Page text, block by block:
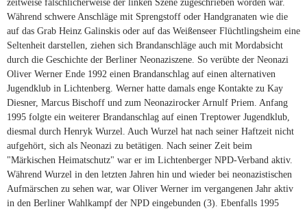
zeitweise fälschlicherweise der linken Szene zugeschrieben worden war.
Während schwere Anschläge mit Sprengstoff oder Handgranaten wie die
auf das Grab Heinz Galinskis oder auf das Weißenseer Flüchtlingsheim eine
Seltenheit darstellen, ziehen sich Brandanschläge auch mit Mordabsicht
durch die Geschichte der Berliner Neonaziszene. So verübte der Neonazi
Oliver Werner Ende 1992 einen Brandanschlag auf einen alternativen
Jugendklub in Lichtenberg. Werner hatte damals enge Kontakte zu Kay
Diesner, Marcus Bischoff und zum Neonazirocker Arnulf Priem. Anfang
1995 folgte ein weiterer Brandanschlag auf einen Treptower Jugendklub,
diesmal durch Henryk Wurzel. Auch Wurzel hat nach seiner Haftzeit nicht
aufgehört, sich als Neonazi zu betätigen. Nach seiner Zeit beim
"Märkischen Heimatschutz" war er im Lichtenberger NPD-Verband aktiv.
Während Wurzel in den letzten Jahren hin und wieder bei neonazistischen
Aufmärschen zu sehen war, war Oliver Werner im vergangenen Jahr aktiv
in den Berliner Wahlkampf der NPD eingebunden (3). Ebenfalls 1995